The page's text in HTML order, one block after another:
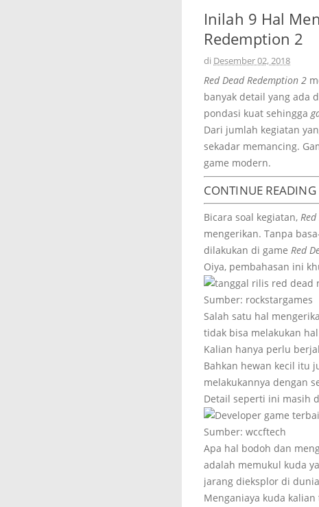
Inilah 9 Hal
Redemption 2
di Desember 02, 2018
Red Dead Redemption 2
banyak detail yang ada
pondasi kuat sehingga
Dari jumlah kegiatan
sekadar memancing.
game modern.
CONTINUE
Bicara soal kegiatan,
mengerikan. Tanpa
dilakukan di game Red
Oiya, pembahasan ini
Sumber: rockstargames
Salah satu hal
tidak bisa melakukan
Kalian hanya perlu
Bahkan hewan kecil itu
melakukannya dengan
Detail seperti ini masih
Sumber: wccftech
Apa hal bodoh dan
adalah memukul kuda
jarang dieksplor di
Menganiaya kuda